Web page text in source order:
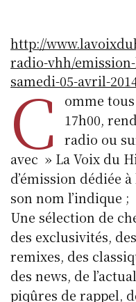
http://
radio-vhh/
samedi-05-avril-
C omme
17h00,
radio ou
avec » La Voix du
d’émission dédiée
son nom l’indique ;
Une sélection de
des exclusivités,
remixes, des
des news, de
piqûres de rappel,